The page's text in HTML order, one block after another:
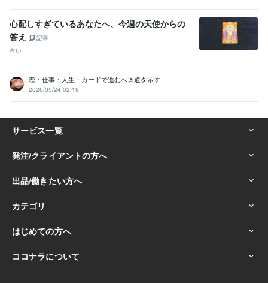
心配しすぎているあなたへ、今週の天使からの
答え
記事
占い
恋・仕事・人生・カードで進むべき道を示す
2026/05/24 02:19